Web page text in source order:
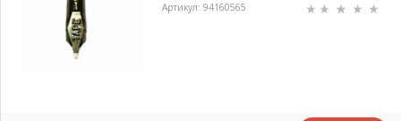
Артикул: 94160565